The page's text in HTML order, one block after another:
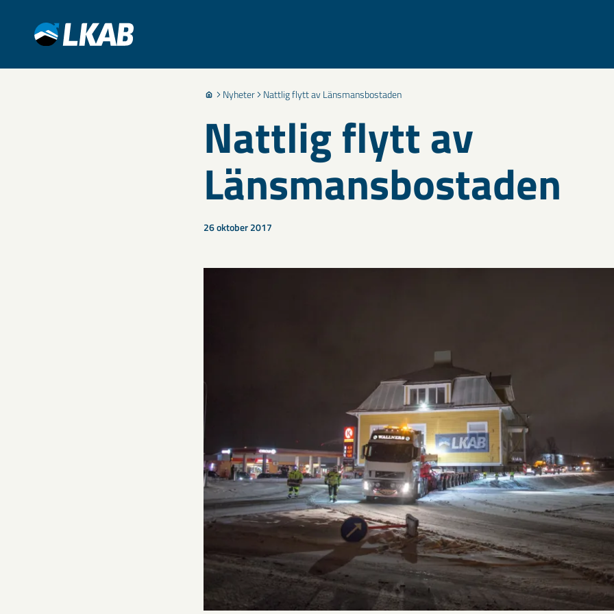
Nyheter Nattlig flytt av Länsmansbostaden
Nattlig flytt av
Länsmansbostaden
26 oktober 2017